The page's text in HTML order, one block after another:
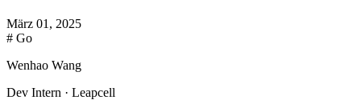
März 01, 2025
# Go
Wenhao Wang
Dev Intern · Leapcell